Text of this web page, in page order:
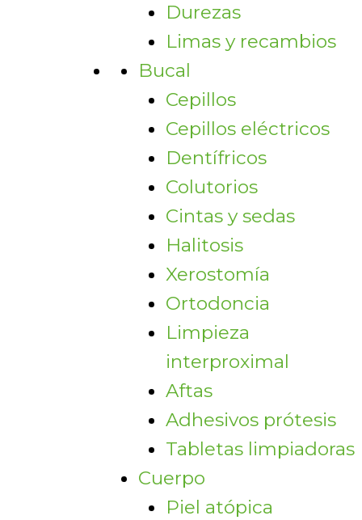
Durezas
Limas y recambios
Bucal
Cepillos
Cepillos eléctricos
Dentífricos
Colutorios
Cintas y sedas
Halitosis
Xerostomía
Ortodoncia
Limpieza
interproximal
Aftas
Adhesivos prótesis
Tabletas limpiadoras
Cuerpo
Piel atópica